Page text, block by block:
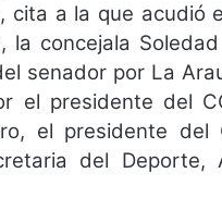
cita a la que acudió
la concejala
senador por La
el presidente del
el presidente del
del